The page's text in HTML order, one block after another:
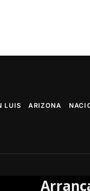
LUIS ARIZONA
Arranca